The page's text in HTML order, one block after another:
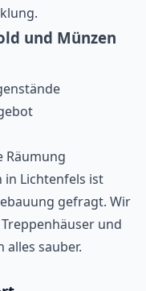
und Münzen
Räumung
in Lichtenfels ist
gefragt. Wir
und
sauber.